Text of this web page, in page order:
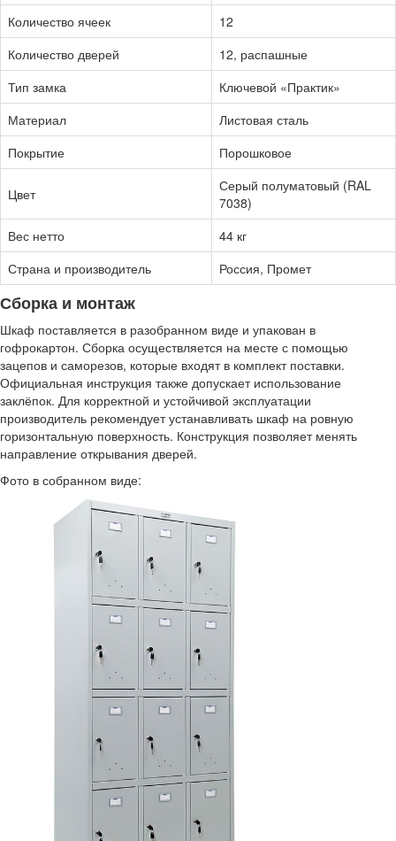
Количество ячеек
12
Количество дверей
12, распашные
Тип замка
Ключевой «Практик»
Материал
Листовая сталь
Покрытие
Порошковое
Цвет
Серый полуматовый (RAL
7038)
Вес нетто
44 кг
Страна и производитель
Россия, Промет
Сборка и монтаж
Шкаф поставляется в разобранном виде и упакован в
гофрокартон. Сборка осуществляется на месте с помощью
зацепов и саморезов, которые входят в комплект поставки.
Официальная инструкция также допускает использование
заклёпок. Для корректной и устойчивой эксплуатации
производитель рекомендует устанавливать шкаф на ровную
горизонтальную поверхность. Конструкция позволяет менять
направление открывания дверей.
Фото в собранном виде: